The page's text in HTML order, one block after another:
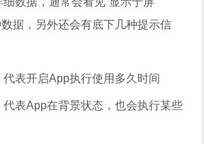
数据，另外还会有底下几种提示信
代表开启App执行使用多久时间
代表App在背景状态，也会执行某些